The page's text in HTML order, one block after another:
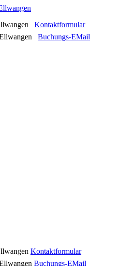
Kontaktformular
Buchungs-EMail
Kontaktformular
Buchungs-EMail